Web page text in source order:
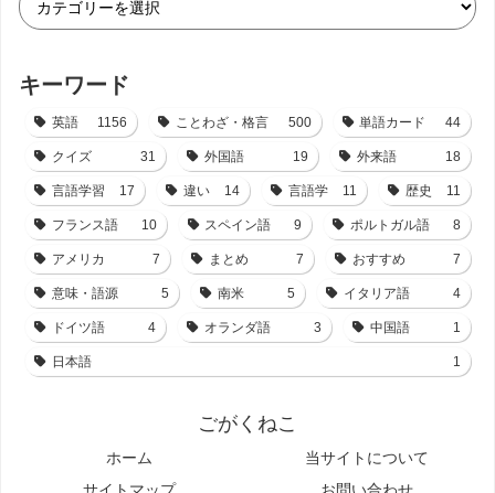
キーワード
英語 1156 ことわざ・格言 500 単語カード 44
クイズ 31 外国語 19 外来語 18
言語学習 17 違い 14 言語学 11 歴史 11
フランス語 10 スペイン語 9 ポルトガル語 8
アメリカ 7 まとめ 7 おすすめ 7
意味・語源 5 南米 5 イタリア語 4
ドイツ語 4 オランダ語 3 中国語 1
日本語 1
ごがくねこ
ホーム
当サイトについて